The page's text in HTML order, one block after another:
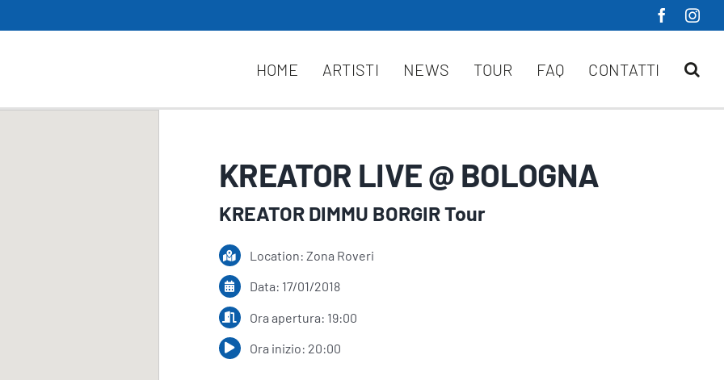
HOME ARTISTI NEWS TOUR FAQ CONTATTI
KREATOR LIVE @ BOLOGNA
KREATOR DIMMU BORGIR Tour
Location: Zona Roveri
Data: 17/01/2018
Ora apertura: 19:00
Ora inizio: 20:00